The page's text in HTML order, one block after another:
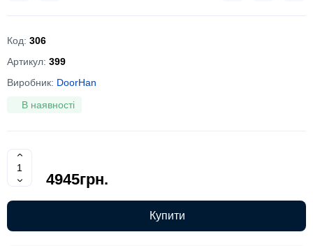
Код: 306
Артикул: 399
Виробник: DoorHan
В наявності
4945грн.
Купити